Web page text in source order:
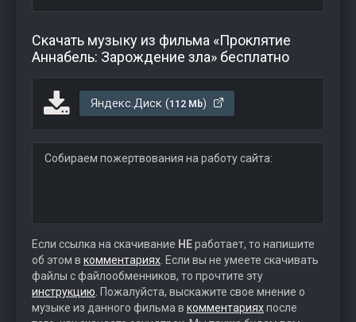
Скачать музыку из фильма «Проклятие
Аннабель: Зарождение зла» бесплатно
Яндекс.Диск (112 Mb)
Собираем пожертвования на работу сайта:
Если ссылка на скачивание НЕработает, то напишите
об этом в комментариях . Если вы не умеете скачивать
файлы с файлообменников, то прочтите эту
инструкцию . Пожалуйста, выскажите свое мнение о
музыке из данного фильма в комментарияхпосле